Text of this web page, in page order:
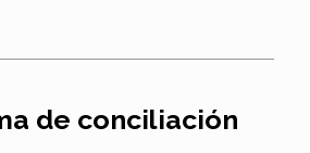
de conciliación